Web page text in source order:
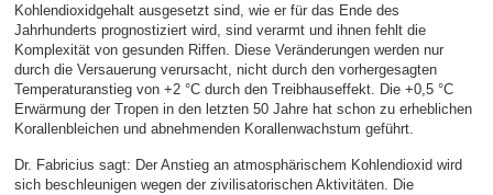
Kohlendioxidgehalt ausgesetzt sind, wie er für das Ende des
Jahrhunderts prognostiziert wird, sind verarmt und ihnen fehlt die
Komplexität von gesunden Riffen. Diese Veränderungen werden nur
durch die Versauerung verursacht, nicht durch den vorhergesagten
Temperaturanstieg von +2 °C durch den Treibhauseffekt. Die +0,5 °C
Erwärmung der Tropen in den letzten 50 Jahre hat schon zu erheblichen
Korallenbleichen und abnehmenden Korallenwachstum geführt.
Dr. Fabricius sagt: Der Anstieg an atmosphärischem Kohlendioxid wird
sich beschleunigen wegen der zivilisatorischen Aktivitäten. Die